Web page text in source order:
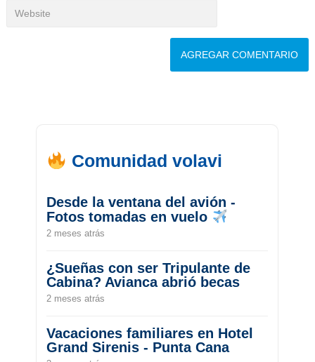
Comunidad volavi
Desde la ventana del avión -
Fotos tomadas en vuelo
2 meses atrás
¿Sueñas con ser Tripulante de
Cabina? Avianca abrió becas
2 meses atrás
Vacaciones familiares en Hotel
Grand Sirenis - Punta Cana